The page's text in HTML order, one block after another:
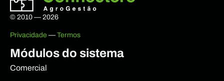
© 2010 — 2026
Privacidade — Termos
Módulos do sistema
Comercial